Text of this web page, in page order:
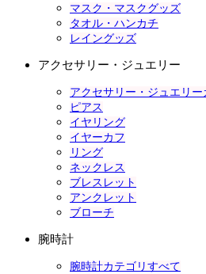
マスク・マスクグッズ
タオル・ハンカチ
レイングッズ
アクセサリー・ジュエリー
アクセサリー・ジュエリ
ピアス
イヤリング
イヤーカフ
リング
ネックレス
ブレスレット
アンクレット
ブローチ
腕時計
腕時計カテゴリすべて